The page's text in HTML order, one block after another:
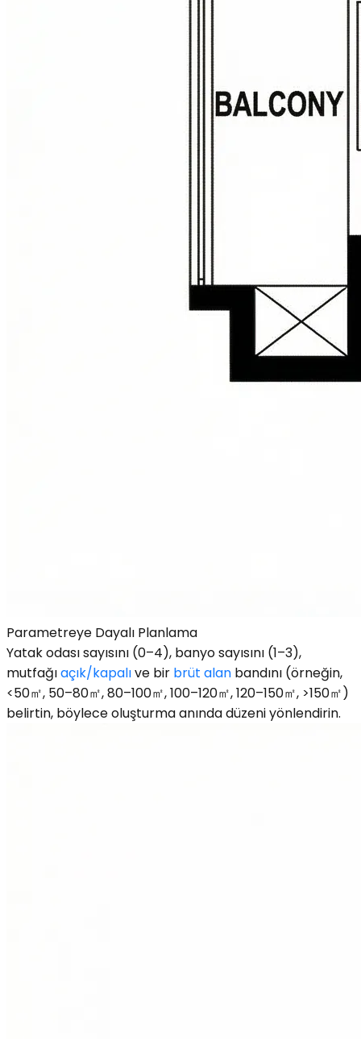
Parametreye Dayalı Planlama
Yatak odası sayısını (0–4), banyo sayısını (1–3),
mutfağıaçık/kapalıve bir brüt alan bandını (örneğin,
<50㎡, 50–80㎡, 80–100㎡, 100–120㎡, 120–150㎡, >150㎡)
belirtin, böylece oluşturma anında düzeni yönlendirin.